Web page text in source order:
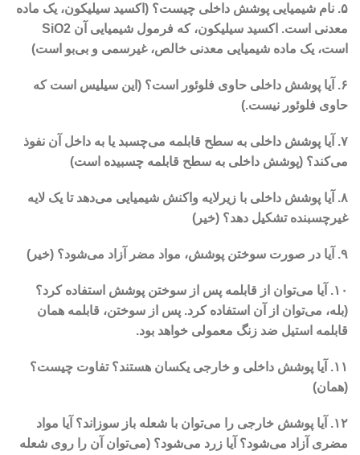
۵. نام شیمیایی پوشش داخلی چیست؟ (اکسید سیلیکون، یک ماده
معدنی است. اکسید سیلیکون، که فرمول شیمیایی آن SiO2
است، یک ماده شیمیایی معدنی خالص، غیرسمی و بی‌بو است)
۶. آیا پوشش داخلی حاوی فلوئور است؟ (این سیلیس است که
حاوی فلوئور نیست.)
۷. آیا پوشش داخلی به سطح قابلمه می‌چسبد یا به داخل آن نفوذ
می‌کند؟ (پوشش داخلی به سطح قابلمه چسبیده است)
۸. آیا پوشش داخلی با زیرلایه واکنش شیمیایی می‌دهد تا یک لایه
غیرچسبنده تشکیل دهد؟ (خیر)
۹. آیا در صورت سوختن پوشش، مواد مضر آزاد می‌شود؟ (خیر)
۱۰. آیا می‌توان از قابلمه پس از سوختن پوشش استفاده کرد؟
(بله، می‌توان از آن استفاده کرد. پس از سوختن، قابلمه همان
قابلمه استیل ضد زنگ معمولی خواهد بود.
۱۱. آیا پوشش داخلی و خارجی یکسان هستند؟ تفاوت چیست؟
(همان)
۱۲. آیا پوشش خارجی را می‌توان با شعله باز سوزاند؟ آیا مواد
مضری آزاد می‌شود؟ آیا زرد می‌شود؟ (می‌توان آن را روی شعله